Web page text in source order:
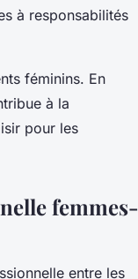
à responsabilités
féminins. En
à la
pour les
femmes-
entre les